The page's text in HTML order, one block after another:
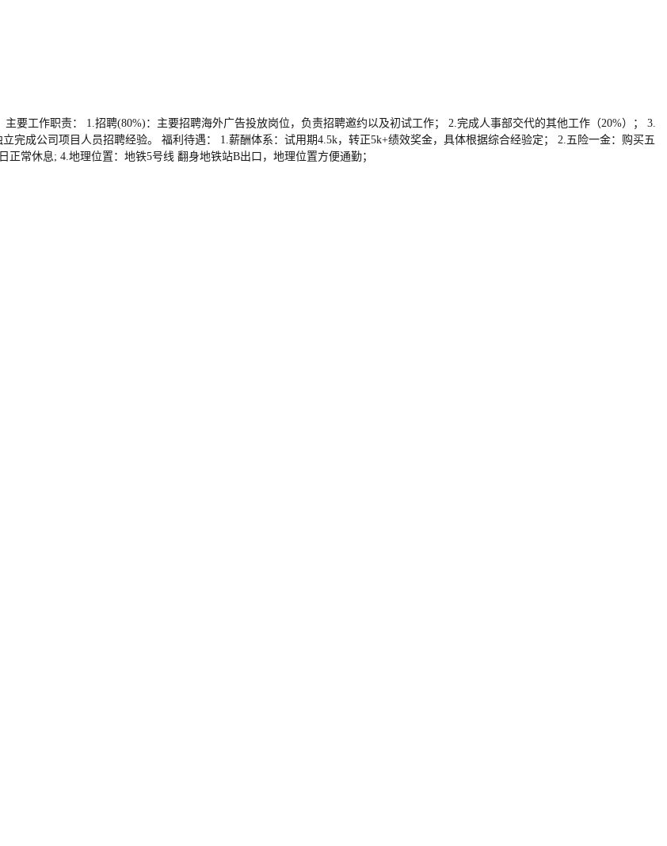
要工作职责： 1.招聘(80%)：主要招聘海外广告投放岗位，负责招聘邀约以及初试工作； 2.完成人事部交代的其他工作（20%）； 3.
成公司项目人员招聘经验。 福利待遇： 1.薪酬体系：试用期4.5k，转正5k+绩效奖金，具体根据综合经验定； 2.五险一金：购买五
常休息; 4.地理位置：地铁5号线 翻身地铁站B出口，地理位置方便通勤；